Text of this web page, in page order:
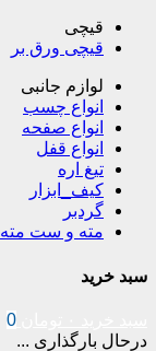
قیچی
قیچی ورق بر
لوازم جانبی
انواع چسب
انواع صفحه
انواع قفل
تیغ اره
کیف_ابزار
گردبر
مته و ست مته
سبد خرید
0
درحال بارگذاری ...